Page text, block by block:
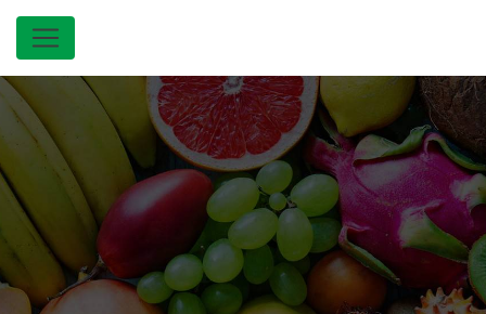
Panneau de gestion des cookies